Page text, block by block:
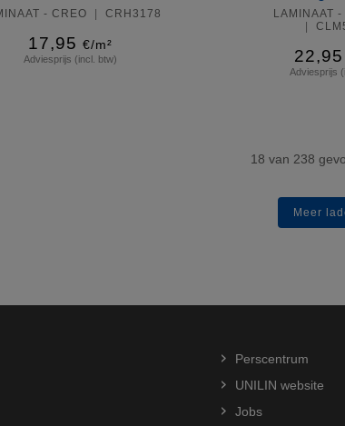
- CREO CRH3178
17,95 €/m²
Adviesprijs (incl. btw)
LAMINAAT
22,95
Adviesprijs
18 van 238
Meer
Perscentrum
UNILIN website
Jobs